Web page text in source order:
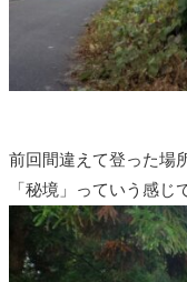
前回間違えて登った場
「秘境」っていう感じ